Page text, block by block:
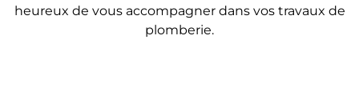
heureux de vous accompagner dans vos travaux de
plomberie.